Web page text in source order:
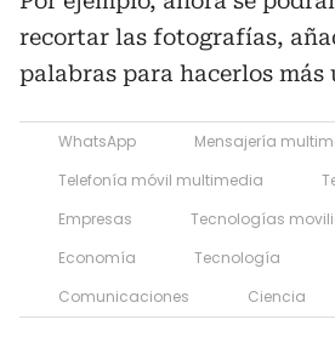
recortar las fotografías,
palabras para hacerlos más
WhatsApp
Mensajería
Telefonía móvil multimedia
Empresas
Tecnologías
Economía
Tecnología
Comunicaciones
Ciencia